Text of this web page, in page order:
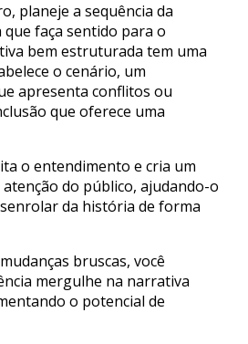
planeje a sequência da
faça sentido para o
bem estruturada tem uma
o cenário, um
apresenta conflitos ou
que oferece uma
o entendimento e cria um
do público, ajudando-o
da história de forma
bruscas, você
mergulhe na narrativa
o potencial de